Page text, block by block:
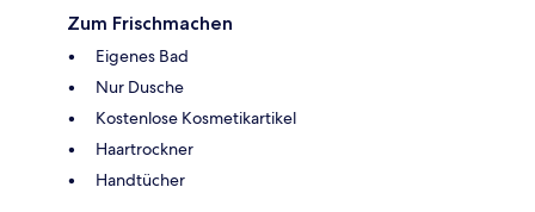
Zum Frischmachen
Eigenes Bad
Nur Dusche
Kostenlose Kosmetikartikel
Haartrockner
Handtücher